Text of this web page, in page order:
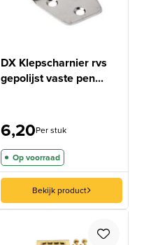
DX Klepscharnier rvs
gepolijst vaste pen...
6,20Per stuk
Op voorraad
Bekijk product